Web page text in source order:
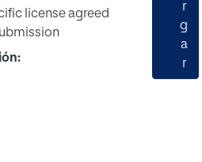
license agreed
r
g
a
r